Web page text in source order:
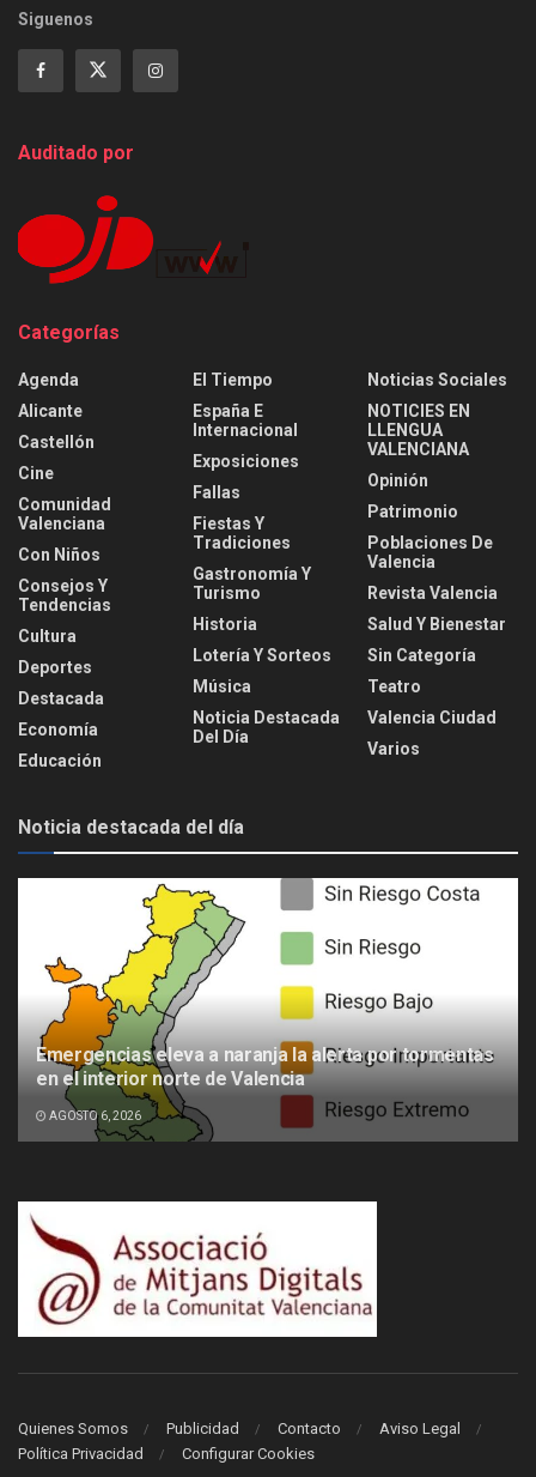
Siguenos
Auditado por
Categorías
Agenda
Alicante
Castellón
Cine
Comunidad
Valenciana
Con Niños
Consejos Y
Tendencias
Cultura
Deportes
Destacada
Economía
Educación
El Tiempo
España E
Internacional
Exposiciones
Fallas
Fiestas Y
Tradiciones
Gastronomía Y
Turismo
Historia
Lotería Y Sorteos
Música
Noticia Destacada
Del Día
Noticias Sociales
NOTICIES EN
LLENGUA
VALENCIANA
Opinión
Patrimonio
Poblaciones De
Valencia
Revista Valencia
Salud Y Bienestar
Sin Categoría
Teatro
Valencia Ciudad
Varios
Noticia destacada del día
Emergencias eleva a naranja la alerta por tormentas
en el interior norte de Valencia
AGOSTO 6, 2026
Quienes Somos Publicidad Contacto
Aviso Legal
Política Privacidad
Configurar Cookies